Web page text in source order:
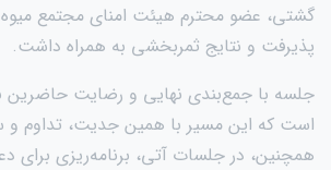
گشتی، عضو محترم هیئت امنای مجتمع میوه و
پذیرفت و نتایج ثمربخشی به همراه داشت.
جلسه با جمع‌بندی نهایی و رضایت حاضرین
است که این مسیر با همین جدیت، تداوم و
همچنین، در جلسات آتی، برنامه‌ریزی برای